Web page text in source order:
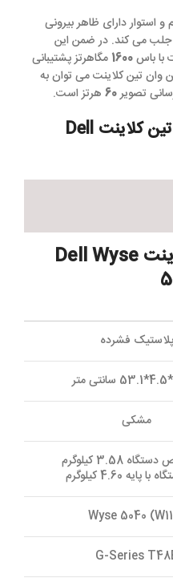
دارای ظاهر بیرونی
جلب می کند. در ضمن این
1600 مگاهرتز پشتیبانی
وان تین کلاینت می توان به
تصویر60 هرتز است.
امتیاز عملکرد آل این وان تین کلاینت Dell
آل این وان تین کلاینت Dell Wyse
پلاستیک فشرده
مشکی
3.58 کیلوگرم
4.60 کیلوگرم
Wyse 5040
G-Series